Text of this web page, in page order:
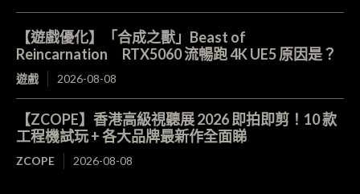
【遊戲優化】「合成之獸」Beast of
Reincarnation RTX5060 流暢跑 4K UE5 原因是？
遊戲 2026-08-08
【ZCOPE】香港高級視聽展 2026 即拍即剪！10 款
工程機試玩 + 各大品牌最新作全面睇
ZCOPE 2026-08-08